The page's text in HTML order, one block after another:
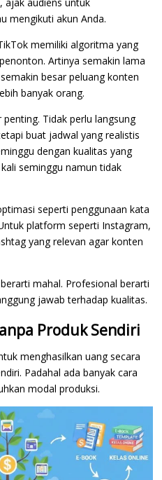
mengikuti akun Anda.
memiliki algoritma yang
Artinya semakin lama
besar peluang konten
banyak orang.
Tidak perlu langsung
buat jadwal yang realistis
dengan kualitas yang
seminggu namun tidak
seperti penggunaan kata
platform seperti Instagram,
yang relevan agar konten
mahal. Profesional berarti
jawab terhadap kualitas.
Produk Sendiri
menghasilkan uang secara
Padahal ada banyak cara
modal produksi.